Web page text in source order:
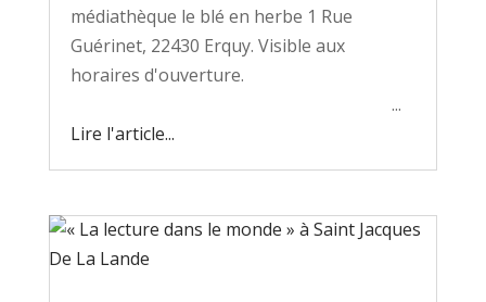
médiathèque le blé en herbe 1 Rue
Guérinet, 22430 Erquy. Visible aux
horaires d'ouverture.
...
Lire l'article...